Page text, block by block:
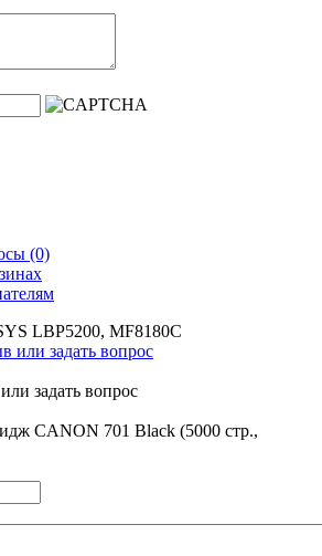
(0)
LBP5200, MF8180C
или задать вопрос
задать вопрос
CANON 701 Black (5000 стр.,